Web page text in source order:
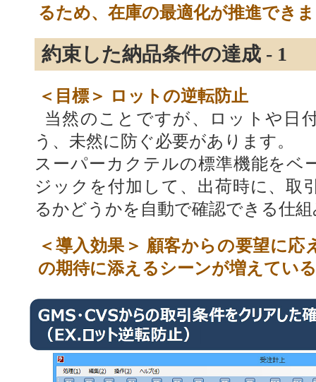
るため、在庫の最適化が推進でき
約束した納品条件の達成 - 1
＜目標＞ ロットの逆転防止
当然のことですが、ロットや日
う、未然に防ぐ必要があります。
スーパーカクテルの標準機能をベ
ジックを付加して、出荷時に、取
るかどうかを自動で確認できる仕
＜導入効果＞ 顧客からの要望に
の期待に添えるシーンが増えてい